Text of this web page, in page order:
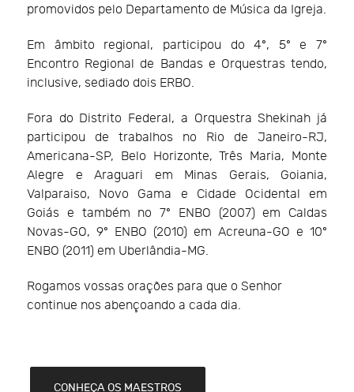
promovidos pelo Departamento de Música da Igreja.
Em âmbito regional, participou do 4º, 5º e 7º
Encontro Regional de Bandas e Orquestras tendo,
inclusive, sediado dois ERBO.
Fora do Distrito Federal, a Orquestra Shekinah já
participou de trabalhos no Rio de Janeiro-RJ,
Americana-SP, Belo Horizonte, Três Maria, Monte
Alegre e Araguari em Minas Gerais, Goiania,
Valparaiso, Novo Gama e Cidade Ocidental em
Goiás e também no 7º ENBO (2007) em Caldas
Novas-GO, 9º ENBO (2010) em Acreuna-GO e 10º
ENBO (2011) em Uberlândia-MG.
Rogamos vossas orações para que o Senhor
continue nos abençoando a cada dia.
CONHEÇA OS MAESTROS